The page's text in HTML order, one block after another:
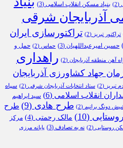
(2) بنیاد مسکن انقلاب اسلامی (3)
آذربایجان شرقی
تراکتور تبریز (2)
تراکتورسازی ایران
حسین امیرعبداللهیان (3) حماس (2)
حمل و
آهن منطقه آذربایجان (2)
راهداری
جهاد کشاورزی آذربایجان
(2) ستاد انتخابات آذربایجان شرقی (2)
سپاه
انقلاب اسلامی (6)
سید ابراهیم
دونگ برانیم (2) طرح هادی (9)
طرح
(10) مالک رحمتی (4)
مرکز
روستایی (2) نه به تصادف (3)
پایانه مرزی